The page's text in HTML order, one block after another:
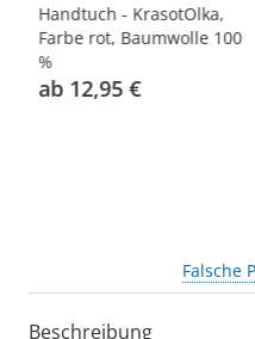
Handtuch - KrasotOlka,
Farbe rot, Baumwolle 100
%
ab 12,95 €
Falsche
Beschreibung